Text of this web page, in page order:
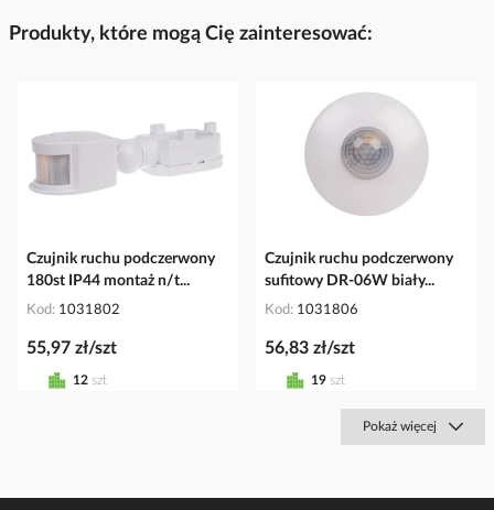
Produkty, które mogą Cię zainteresować:
Czujnik ruchu podczerwony
180st IP44 montaż n/t...
Kod 1031802
55,97 zł/szt
12 szt
Czujnik ruchu podczerwony
sufitowy DR-06W biały...
Kod 1031806
56,83 zł/szt
19 szt
Pokaż więcej